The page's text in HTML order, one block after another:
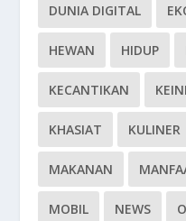
DUNIA DIGITAL
HEWAN HIDUP
KECANTIKAN
KHASIAT KULINER
MAKANAN
MOBIL NEWS